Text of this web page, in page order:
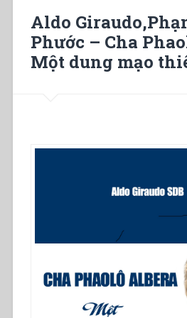
Aldo
Phước – Cha
Một dung mạo